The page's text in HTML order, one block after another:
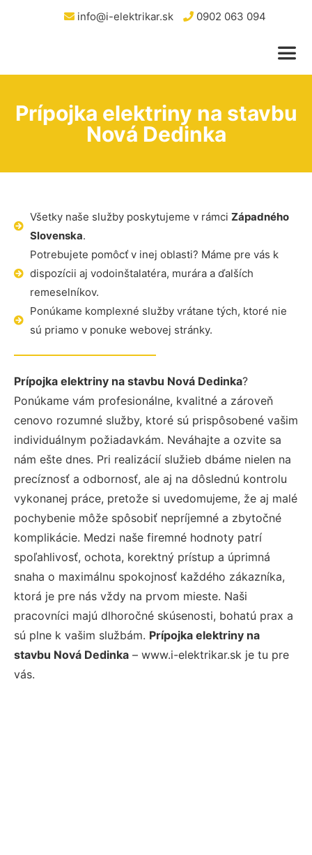
info@i-elektrikar.sk 0902 063 094
Prípojka elektriny na stavbu
Nová Dedinka
Všetky naše služby poskytujeme v rámci Západného
Slovenska.
Potrebujete pomôcť v inej oblasti? Máme pre vás k
dispozícii aj vodoinštalatéra, murára a ďalších
remeselníkov.
Ponúkame komplexné služby vrátane tých, ktoré nie
sú priamo v ponuke webovej stránky.
Prípojka elektriny na stavbu Nová Dedinka?
Ponúkame vám profesionálne, kvalitné a zároveň
cenovo rozumné služby, ktoré sú prispôsobené vašim
individuálnym požiadavkám. Neváhajte a ozvite sa
nám ešte dnes. Pri realizácií služieb dbáme nielen na
precíznosť a odbornosť, ale aj na dôslednú kontrolu
vykonanej práce, pretože si uvedomujeme, že aj malé
pochybenie môže spôsobiť nepríjemné a zbytočné
komplikácie. Medzi naše firemné hodnoty patrí
spoľahlivosť, ochota, korektný prístup a úprimná
snaha o maximálnu spokojnosť každého zákazníka,
ktorá je pre nás vždy na prvom mieste. Naši
pracovníci majú dlhoročné skúsenosti, bohatú prax a
sú plne k vašim službám. Prípojka elektriny na
stavbu Nová Dedinka – www.i-elektrikar.sk je tu pre
vás.